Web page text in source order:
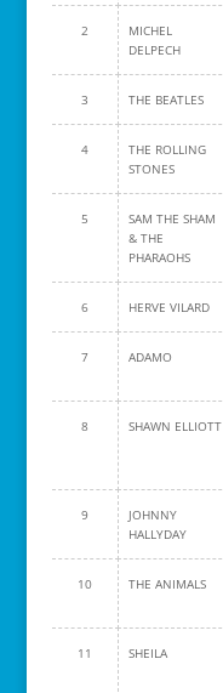
2
MICHEL
DELPECH
3 THE BEATLES
4
THE ROLLING
STONES
5
SAM THE SHAM
& THE
PHARAOHS
6 HERVE VILARD
7 ADAMO
8 SHAWN ELLIOTT
9
JOHNNY
HALLYDAY
10 THE ANIMALS
11 SHEILA